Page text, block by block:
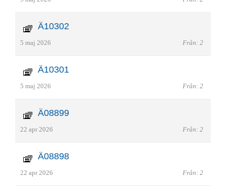
Ä10302
5 maj 2026 Från: 2
Ä10301
5 maj 2026 Från: 2
Ä08899
22 apr 2026 Från: 2
Ä08898
22 apr 2026 Från: 2